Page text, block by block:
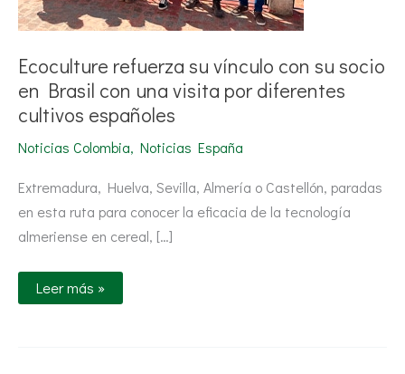
Ecoculture refuerza su vínculo con su socio
en Brasil con una visita por diferentes
cultivos españoles
Noticias Colombia, Noticias España
Extremadura, Huelva, Sevilla, Almería o Castellón, paradas
en esta ruta para conocer la eficacia de la tecnología
almeriense en cereal, […]
visita
por
diferentes
españoles
Leer más »